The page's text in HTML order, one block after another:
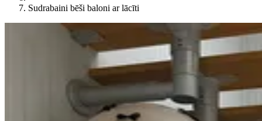
Sudrabaini bēši baloni ar lācīti